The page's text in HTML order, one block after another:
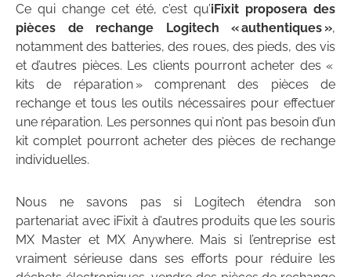
Ce qui change cet été, c’est qu’iFixit proposera des
pièces de rechange Logitech « authentiques »,
notamment des batteries, des roues, des pieds, des vis
et d’autres pièces. Les clients pourront acheter des «
kits de réparation » comprenant des pièces de
rechange et tous les outils nécessaires pour effectuer
une réparation. Les personnes qui n’ont pas besoin d’un
kit complet pourront acheter des pièces de rechange
individuelles.
Nous ne savons pas si Logitech étendra son
partenariat avec iFixit à d’autres produits que les souris
MX Master et MX Anywhere. Mais si l’entreprise est
vraiment sérieuse dans ses efforts pour réduire les